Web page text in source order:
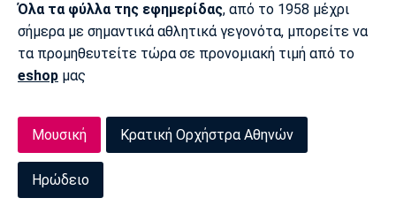
Όλα τα φύλλα της εφημερίδας, από το 1958 μέχρι
σήμερα με σημαντικά αθλητικά γεγονότα, μπορείτε να
τα προμηθευτείτε τώρα σε προνομιακή τιμή από το
eshop μας
Μουσική Κρατική Ορχήστρα Αθηνών
Ηρώδειο